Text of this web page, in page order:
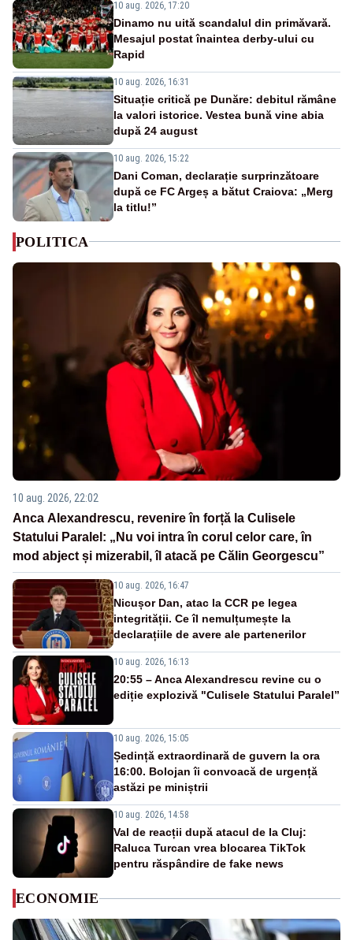
10 aug. 2026, 17:20
Dinamo nu uită scandalul din primăvară.
Mesajul postat înaintea derby-ului cu
Rapid
10 aug. 2026, 16:31
Situație critică pe Dunăre: debitul rămâne
la valori istorice. Vestea bună vine abia
după 24 august
10 aug. 2026, 15:22
Dani Coman, declarație surprinzătoare
după ce FC Argeș a bătut Craiova: „Merg
la titlu!”
POLITICA
10 aug. 2026, 22:02
Anca Alexandrescu, revenire în forță la Culisele
Statului Paralel: „Nu voi intra în corul celor care, în
mod abject și mizerabil, îl atacă pe Călin Georgescu”
10 aug. 2026, 16:47
Nicușor Dan, atac la CCR pe legea
integrității. Ce îl nemulțumește la
declarațiile de avere ale partenerilor
10 aug. 2026, 16:13
20:55 – Anca Alexandrescu revine cu o
ediție explozivă "Culisele Statului Paralel”
10 aug. 2026, 15:05
Ședință extraordinară de guvern la ora
16:00. Bolojan îi convoacă de urgență
astăzi pe miniștrii
10 aug. 2026, 14:58
Val de reacții după atacul de la Cluj:
Raluca Turcan vrea blocarea TikTok
pentru răspândire de fake news
ECONOMIE